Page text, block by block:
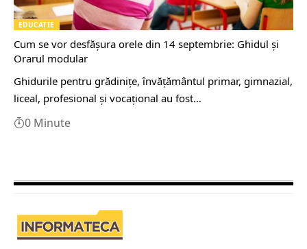
EDUCAŢIE
Cum se vor desfășura orele din 14 septembrie: Ghidul și
Orarul modular
Ghidurile pentru grădinițe, învățământul primar, gimnazial,
liceal, profesional și vocațional au fost…
0 Minute